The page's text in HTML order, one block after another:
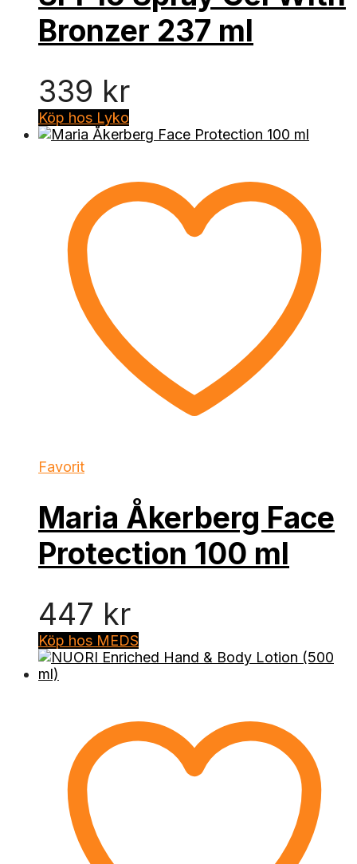
Bronzer 237 ml
339 kr
Köp hos Lyko
Favorit
Maria Åkerberg Face
Protection 100 ml
447 kr
Köp hos MEDS